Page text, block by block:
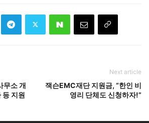
무소 개
등 지원
Next article
잭슨EMC재단 지원금, “한인 비
영리 단체도 신청하자!”